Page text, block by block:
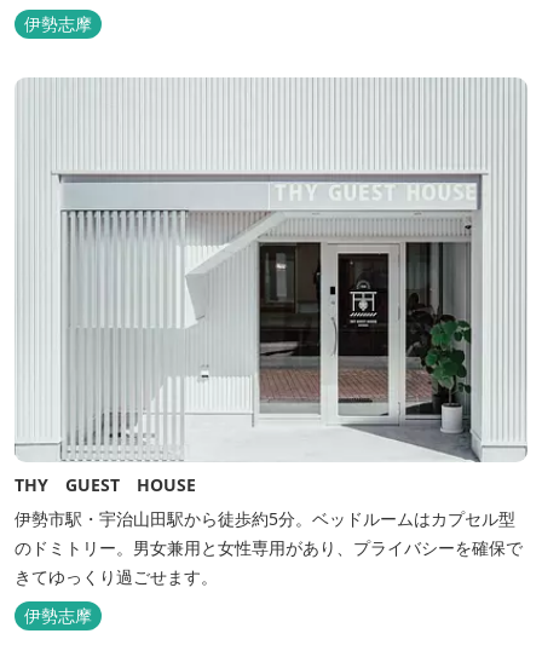
す。
伊勢志摩
THY GUEST HOUSE
伊勢市駅・宇治山田駅から徒歩約5分。ベッドルームはカプセル型
のドミトリー。男女兼用と女性専用があり、プライバシーを確保で
きてゆっくり過ごせます。
伊勢志摩